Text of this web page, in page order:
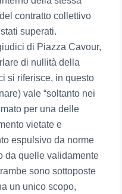
contratto collettivo
superati.
di Piazza Cavour,
di nullità della
si riferisce, in questo
vale “soltanto nei
per una delle
vietate e
espulsivo da norme
da quelle validamente
sono sottoposte
un unico scopo,